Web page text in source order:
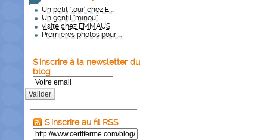
Un petit 'tour' chez E ...
Un gentil "minou"
visite chez EMMAÜS
Premières photos pour ...
S'inscrire à la newsletter du
blog
Valider
S'inscrire au fil RSS